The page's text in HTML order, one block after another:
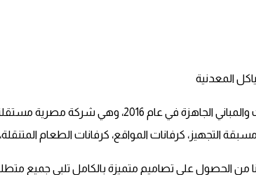
المعدنية
تأسست شركة كرفان أوكس للإنشاءات والمباني الجاهزة
التجهيز، كرفانات المواقع، كرفانات الطعام
من الحصول على تصاميم متميزة بالكامل تلبي جميع